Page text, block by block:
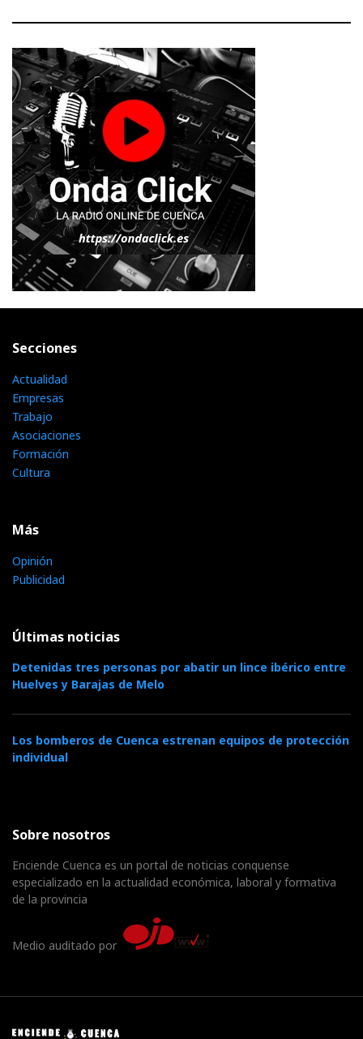
Secciones
Actualidad
Empresas
Trabajo
Asociaciones
Formación
Cultura
Más
Opinión
Publicidad
Últimas noticias
Detenidas tres personas por abatir un lince ibérico entre
Huelves y Barajas de Melo
Los bomberos de Cuenca estrenan equipos de protección
individual
Sobre nosotros
Enciende Cuenca es un portal de noticias conquense
especializado en la actualidad económica, laboral y formativa
de la provincia
Medio auditado por